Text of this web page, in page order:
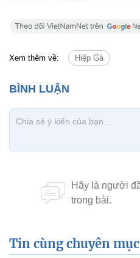
Xem thêm về: Hiệp Gà
Tin cùng chuyên mục